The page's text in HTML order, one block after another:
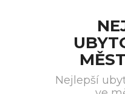
Nejlepší